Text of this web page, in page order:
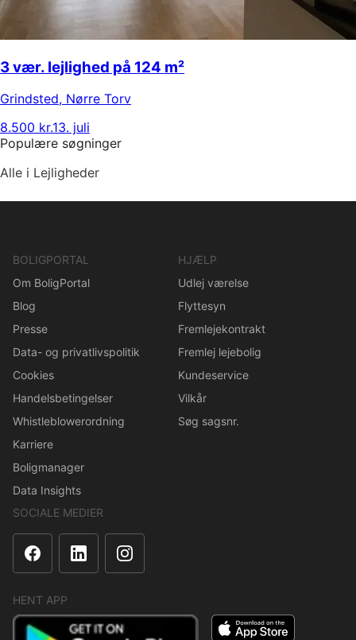
3 vær. lejlighed på 124 m²
Grindsted, Nørre Torv
8.500 kr.13. juli
Populære søgninger
Alle i Lejligheder
BOLIGPORTAL
Om BoligPortal
Blog
Presse
Data- og privatlivspolitik
Cookies
Handelsbetingelser
Whistleblowerordning
Karriere
Boligmanager
Data Insights
HJÆLP
Udlej værelse
Flyttesyn
Fremlejekontrakt
Fremlej lejebolig
Kundeservice
Vilkår
Søg sagsnr.
SOCIALE MEDIER
HENT APP